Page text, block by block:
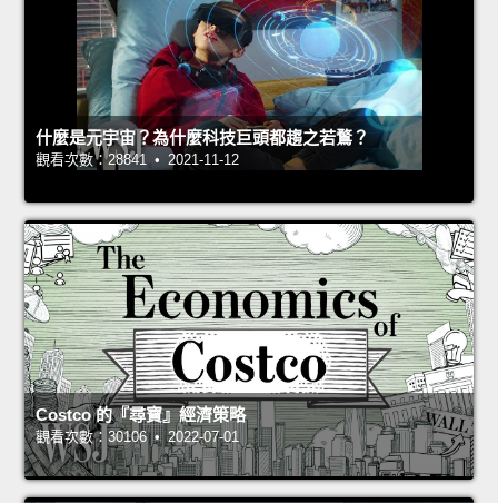
什麼是元宇宙？為什麼科技巨頭都趨之若鶩？
觀看次數：28841 • 2021-11-12
Costco 的『尋寶』經濟策略
觀看次數：30106 • 2022-07-01